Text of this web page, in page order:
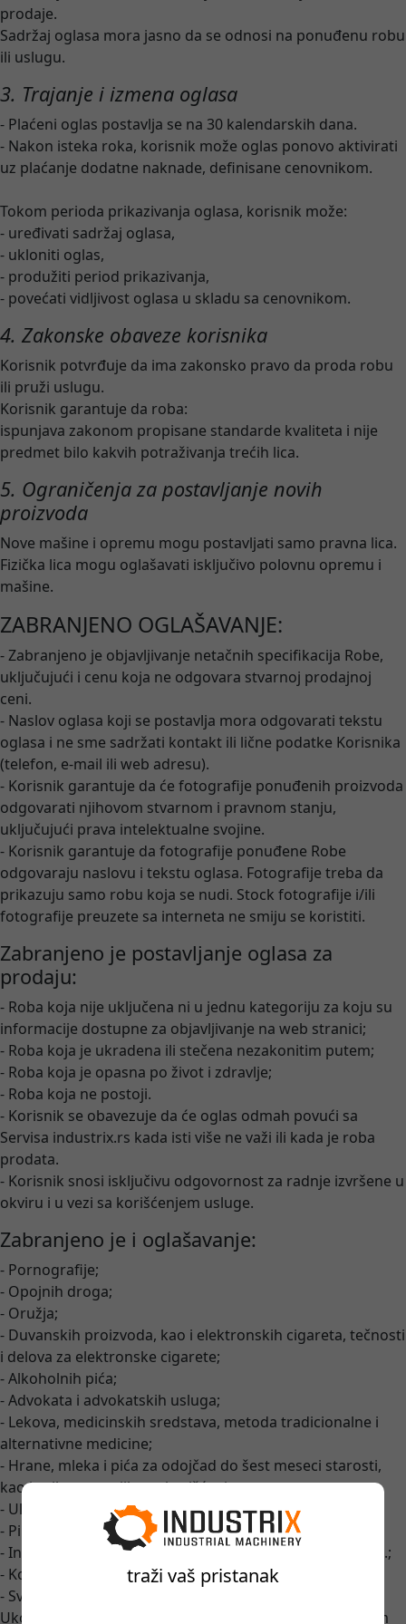
traži vaš pristanak
prodaje.
Sadržaj oglasa mora jasno da se odnosi na ponuđenu robu
ili uslugu.
3. Trajanje i izmena oglasa
- Plaćeni oglas postavlja se na 30 kalendarskih dana.
- Nakon isteka roka, korisnik može oglas ponovo aktivirati
uz plaćanje dodatne naknade, definisane cenovnikom.
Tokom perioda prikazivanja oglasa, korisnik može:
- uređivati sadržaj oglasa,
- ukloniti oglas,
- produžiti period prikazivanja,
- povećati vidljivost oglasa u skladu sa cenovnikom.
4. Zakonske obaveze korisnika
Korisnik potvrđuje da ima zakonsko pravo da proda robu
ili pruži uslugu.
Korisnik garantuje da roba:
ispunjava zakonom propisane standarde kvaliteta i nije
predmet bilo kakvih potraživanja trećih lica.
5. Ograničenja za postavljanje novih
proizvoda
Nove mašine i opremu mogu postavljati samo pravna lica.
Fizička lica mogu oglašavati isključivo polovnu opremu i
mašine.
ZABRANJENO OGLAŠAVANJE:
- Zabranjeno je objavljivanje netačnih specifikacija Robe,
uključujući i cenu koja ne odgovara stvarnoj prodajnoj
ceni.
- Naslov oglasa koji se postavlja mora odgovarati tekstu
oglasa i ne sme sadržati kontakt ili lične podatke Korisnika
(telefon, e-mail ili web adresu).
- Korisnik garantuje da će fotografije ponuđenih proizvoda
odgovarati njihovom stvarnom i pravnom stanju,
uključujući prava intelektualne svojine.
- Korisnik garantuje da fotografije ponuđene Robe
odgovaraju naslovu i tekstu oglasa. Fotografije treba da
prikazuju samo robu koja se nudi. Stock fotografije i/ili
fotografije preuzete sa interneta ne smiju se koristiti.
Zabranjeno je postavljanje oglasa za
prodaju:
- Roba koja nije uključena ni u jednu kategoriju za koju su
informacije dostupne za objavljivanje na web stranici;
- Roba koja je ukradena ili stečena nezakonitim putem;
- Roba koja je opasna po život i zdravlje;
- Roba koja ne postoji.
- Korisnik se obavezuje da će oglas odmah povući sa
Servisa industrix.rs kada isti više ne važi ili kada je roba
prodata.
- Korisnik snosi isključivu odgovornost za radnje izvršene u
okviru i u vezi sa korišćenjem usluge.
Zabranjeno je i oglašavanje:
- Pornografije;
- Opojnih droga;
- Oružja;
- Duvanskih proizvoda, kao i elektronskih cigareta, tečnosti
i delova za elektronske cigarete;
- Alkoholnih pića;
- Advokata i advokatskih usluga;
- Lekova, medicinskih sredstava, metoda tradicionalne i
alternativne medicine;
- Hrane, mleka i pića za odojčad do šest meseci starosti,
kao i pribora za njihovo korišćenje;
- Ulaznica za kulturne, sportske i druge manifestacije;
- Piratskih kopija proizvoda;
- Intimne usluge, posredovanje u intimnim uslugama i sl.;
- Kockarnica, kladionica;
- Svih vidova klađenja, borba pasa i sličnih događaja;
Ukoliko dođe do zloupotrebe i aktivacije oglasa, prilikom